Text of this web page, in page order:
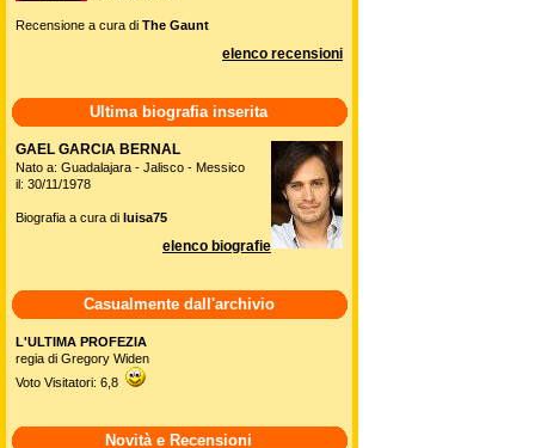
Recensione a cura di The Gaunt
elenco recensioni
Ultima biografia inserita
GAEL GARCIA BERNAL
Nato a: Guadalajara - Jalisco - Messico
il: 30/11/1978
Biografia a cura di luisa75
elenco biografie
Casualmente dall'archivio
L'ULTIMA PROFEZIA
regia di Gregory Widen
Voto Visitatori: 6,8
Novità e Recensioni